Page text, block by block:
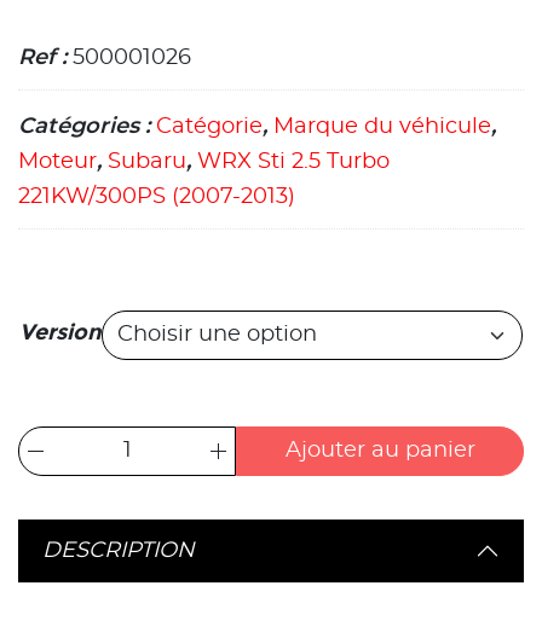
Ref :500001026
Catégories : Catégorie, Marque du véhicule,
Moteur, Subaru, WRX Sti 2.5 Turbo
221KW/300PS (2007-2013)
Version
Ajouter au panier
DESCRIPTION